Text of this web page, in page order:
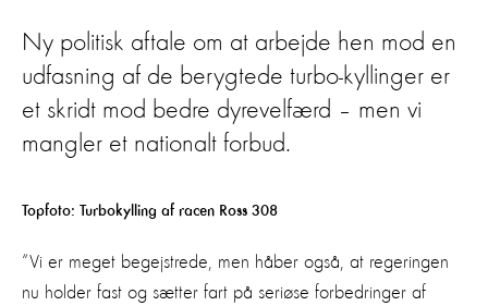
Ny politisk aftale om at arbejde hen mod en
udfasning af de berygtede turbo-kyllinger er
et skridt mod bedre dyrevelfærd – men vi
mangler et nationalt forbud.
Topfoto: Turbokylling af racen Ross 308
“Vi er meget begejstrede, men håber også, at regeringen
nu holder fast og sætter fart på seriøse forbedringer af